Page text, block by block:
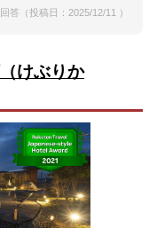
答（投稿日：2025/12/11 ）
けぶりか